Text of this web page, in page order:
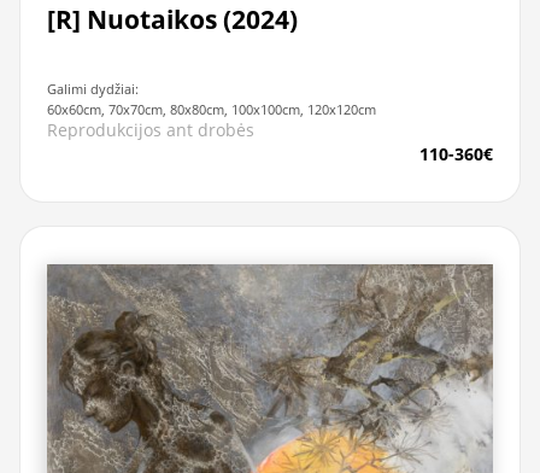
[R] Nuotaikos (2024)
Galimi dydžiai:
60x60cm, 70x70cm, 80x80cm, 100x100cm, 120x120cm
Reprodukcijos ant drobės
110-360€